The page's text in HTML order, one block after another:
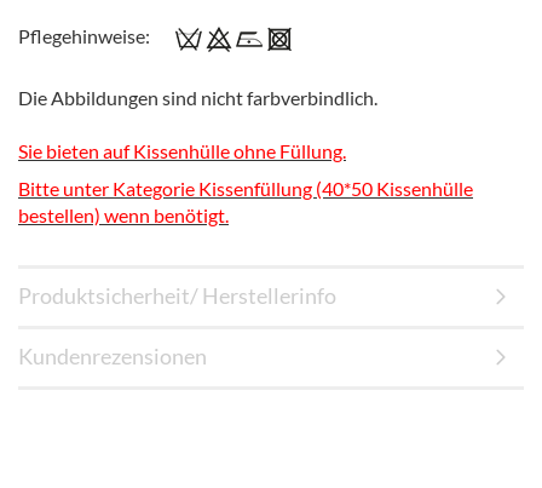
Pflegehinweise:
Die Abbildungen sind nicht farbverbindlich.
Sie bieten auf Kissenhülle ohne Füllung.
Bitte unter Kategorie Kissenfüllung (40*50 Kissenhülle
bestellen) wenn benötigt.
Produktsicherheit/ Herstellerinfo
Kundenrezensionen